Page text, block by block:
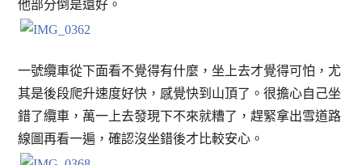
他部分倒是還好。
一號纜車從下面看不覺得有什麼，坐上去才覺得可怕，尤
其是後段爬升速度好快，感覺快到山頂了。很擔心自己坐
錯了纜車，萬一上去發現下不來就糟了，趕緊拿出雪道路
線圖再看一遍，確認沒坐錯後才比較安心。